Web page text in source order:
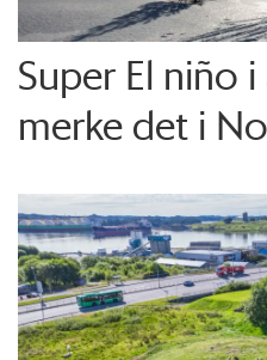
Super El niño
merke det i